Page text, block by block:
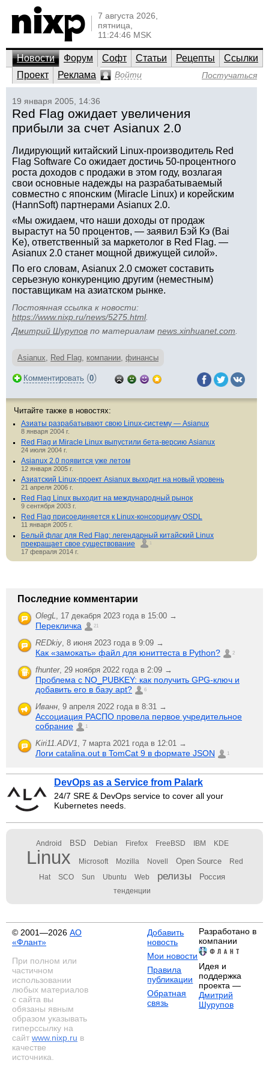
7 августа 2026,
пятница,
11:24:46 MSK
Новости Форум Софт Статьи Рецепты
Ссылки
Проект
Реклама Войти Постучаться
19 января 2005, 14:36
Red Flag ожидает увеличения
прибыли за счет Asianux 2.0
Лидирующий китайский Linux-производитель Red
Flag Software Co ожидает достичь 50-процентного
роста доходов с продажи в этом году, возлагая
свои основные надежды на разрабатываемый
совместно с японским (Miracle Linux) и корейским
(HannSoft) партнерами Asianux 2.0.
«Мы ожидаем, что наши доходы от продаж
вырастут на 50 процентов, — заявил Бэй Кэ (Bai
Ke), ответственный за маркетолог в Red Flag. —
Asianux 2.0 станет мощной движущей силой».
По его словам, Asianux 2.0 сможет составить
серьезную конкуренцию другим (неместным)
поставщикам на азиатском рынке.
Постоянная ссылка к новости:
https://www.nixp.ru/news/5275.html.
Дмитрий Шурупов по материалам news.xinhuanet.com
Asianux, Red Flag, компании, финансы
Комментировать (0)
Читайте также в новостях:
Азиаты разрабатывают свою Linux-систему — Asianux
8 января 2004 г.
Red Flag и Miracle Linux выпустили бета-версию Asianux
24 июля 2004 г.
Asianux 2.0 появится уже летом
12 января 2005 г.
Азиатский Linux-проект Asianux выходит на новый уровень
21 апреля 2006 г.
Red Flag Linux выходит на международный рынок
9 сентября 2003 г.
Red Flag присоединяется к Linux-консорциуму OSDL
11 января 2005 г.
Белый флаг для Red Flag: легендарный китайский Linux
прекращает свое существование
1
17 февраля 2014 г.
Последние комментарии
OlegL, 17 декабря 2023 года в 15:00 →
Перекличка 21
REDkiy, 8 июня 2023 года в 9:09 →
Как «замокать» файл для юниттеста в Python? 2
fhunter, 29 ноября 2022 года в 2:09 →
Проблема с NO_PUBKEY: как получить GPG-ключ и
добавить его в базу apt?
6
Иванн, 9 апреля 2022 года в 8:31 →
Ассоциация РАСПО провела первое учредительное
собрание
1
Kiri11.ADV1, 7 марта 2021 года в 12:01 →
Логи catalina.out в TomCat 9 в формате JSON 1
DevOps as a Service from Palark
24/7 SRE & DevOps service to cover all your
Kubernetes needs.
Android BSD Debian Firefox FreeBSD IBM KDE
Linux Microsoft Mozilla Novell Open Source Red
Hat SCO Sun Ubuntu Web релизы Россия
тенденции
© 2001—2026 АО
«Флант»
При полном или
частичном
использовании
любых материалов
с сайта вы
обязаны явным
образом указывать
гиперссылку на
сайт www.nixp.ru в
качестве
источника.
Добавить
новость
Мои новости
Правила
публикации
Обратная
связь
Разработано в
компании
Идея и
поддержка
проекта —
Дмитрий
Шурупов